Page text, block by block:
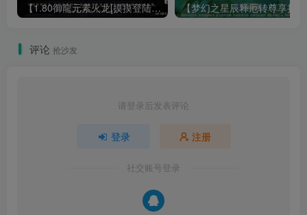
【1.80御龍元素火龙[摸摸登陆器]】战神引擎WIN服务端+GM工具+充值后台+双端+架设教程
评论 抢沙发
请登录后发表评论
登录 注册
社交账号登录